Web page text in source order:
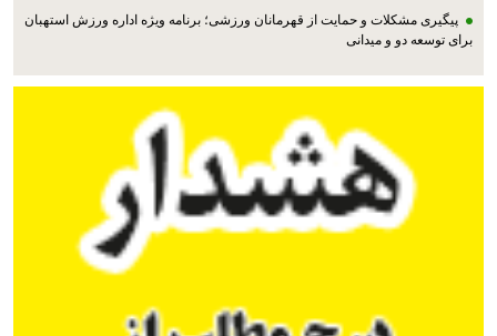
پیگیری مشکلات و حمایت از قهرمانان ورزشی؛ برنامه ویژه اداره ورزش استهبان
برای توسعه دو و میدانی